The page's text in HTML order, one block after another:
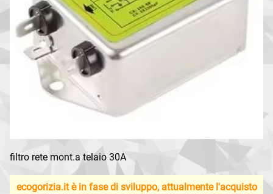
filtro rete mont.a telaio 30A
ecogorizia.it è in fase di sviluppo, attualmente l'acquisto